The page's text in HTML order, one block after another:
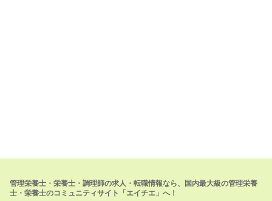
管理栄養士・栄養士・調理師の求人・転職情報なら、国内最大級の管理栄養
士・栄養士のコミュニティサイト「エイチエ」へ！